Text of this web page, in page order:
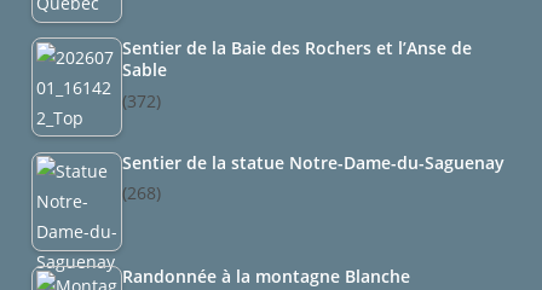
Sentier de la Baie des Rochers et l’Anse de
Sable
(372)
Sentier de la statue Notre-Dame-du-Saguenay
(268)
Randonnée à la montagne Blanche